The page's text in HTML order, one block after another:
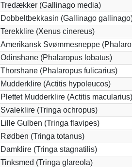
Tredækker (Gallinago media)
Dobbeltbekkasin (Gallinago
Terekklire (Xenus cinereus)
Amerikansk Svømmesneppe
Odinshane (Phalaropus lobatus)
Thorshane (Phalaropus fulicarius)
Mudderklire (Actitis hypoleucos)
Plettet Mudderklire (Actitis macularius)
Svaleklire (Tringa ochropus)
Lille Gulben (Tringa flavipes)
Rødben (Tringa totanus)
Damklire (Tringa stagnatilis)
Tinksmed (Tringa glareola)